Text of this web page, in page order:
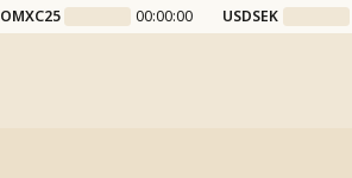
OMXC25 00:00:00 USDSEK